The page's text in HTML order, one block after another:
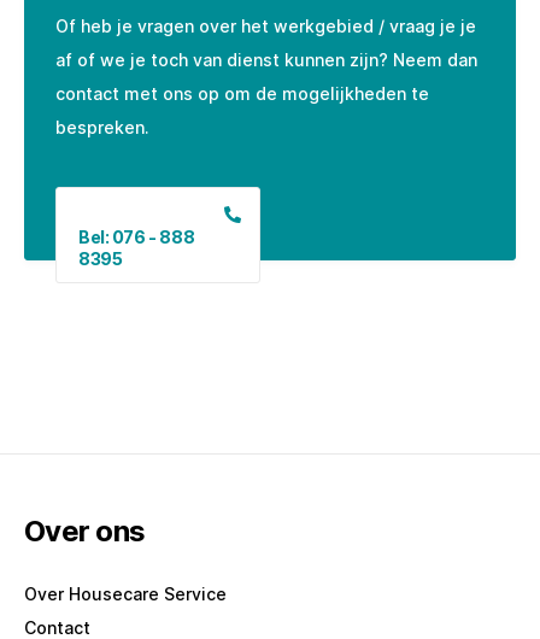
Of heb je vragen over het werkgebied / vraag je je
af of we je toch van dienst kunnen zijn? Neem dan
contact met ons op om de mogelijkheden te
bespreken.
Bel: 076 - 888
8395
Over ons
Over Housecare Service
Contact